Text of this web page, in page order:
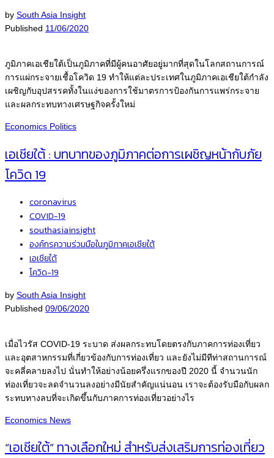
by South Asia Insight
Published 11/06/2020
ภูมิภาคเอเชียใต้เป็นภูมิภาคที่มีผู้คนอาศัยอยู่มากที่สุดในโลกสถานการณ์
การแผ่กระจายเชื้อโควิด 19 ทำให้แต่ละประเทศในภูมิภาคเอเชียใต้กำลัง
เผชิญกับอุปสรรคทั้งในแง่ของการใช้มาตรการป้องกันการแพร่กระจาย
และผลกระทบทางเศรษฐกิจครั้งใหม่
Economics Politics
เอเชียใต้ : บทบาทของภูมิภาคต่อการเผชิญหน้ากับภัย
โควิด 19
coronavirus
COVID-19
southasiainsight
องค์กรความร่วมมือในภูมิภาคเอเชียใต้
เอเชียใต้
โควิด-19
by South Asia Insight
Published 09/06/2020
เมื่อไวรัส COVID-19 ระบาด ส่งผลกระทบโดยตรงกับภาคการท่องเที่ยว
และอุตสาหกรรมที่เกี่ยวข้องกับการท่องเที่ยว และยังไม่มีทีท่าสถานการณ์
จะคลี่คลายลงไป นั่นทำให้อย่างน้อยครึ่งแรกของปี 2020 นี้ จำนวนนัก
ท่องเที่ยวจะลดจำนวนลงอย่างมีนัยสำคัญแน่นอน เราจะต้องรับมือกับผลก
ระทบทางลบที่จะเกิดขึ้นกับภาคการท่องเที่ยวอย่างไร
Economics News
“เอเชียใต้” ทางเลือกใหม่ สำหรับส่งเสริมการท่องเที่ยว